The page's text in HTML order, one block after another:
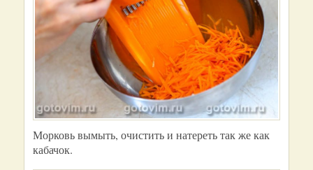
Морковь вымыть, очистить и натереть так же как
кабачок.